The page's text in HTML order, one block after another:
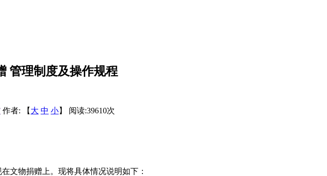
管理制度及操作规程
作者: 【 大 中 小】 阅读:39610次
文物捐赠上。现将具体情况说明如下：